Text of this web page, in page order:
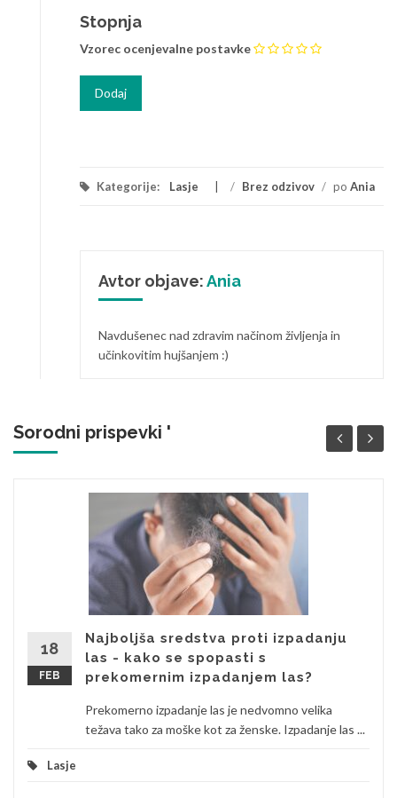
Stopnja
Vzorec ocenjevalne postavke
Kategorije: Lasje / Brez odzivov / po Ania
Avtor objave:Ania
Navdušenec nad zdravim načinom življenja in
učinkovitim hujšanjem :)
Sorodni prispevki '
18
FEB
Najboljša sredstva proti izpadanju
las - kako se spopasti s
prekomernim izpadanjem las?
Prekomerno izpadanje las je nedvomno velika
težava tako za moške kot za ženske. Izpadanje las ...
Lasje